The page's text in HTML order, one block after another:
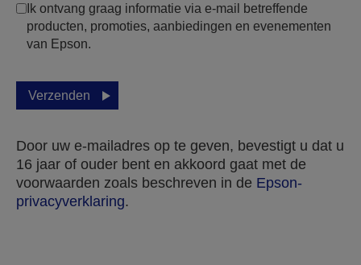
Ik ontvang graag informatie via e-mail betreffende
producten, promoties, aanbiedingen en evenementen
van Epson.
Verzenden
Door uw e-mailadres op te geven, bevestigt u dat u
16 jaar of ouder bent en akkoord gaat met de
voorwaarden zoals beschreven in de Epson-
privacyverklaring.